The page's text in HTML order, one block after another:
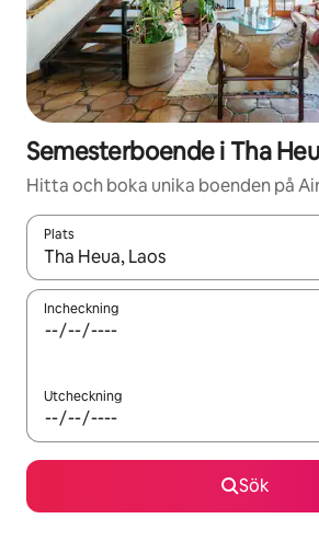
Semesterboende i Tha
Hitta och boka unika boenden på
Plats
När resultaten är tillgängliga kan du
Incheckning
Utcheckning
Sök